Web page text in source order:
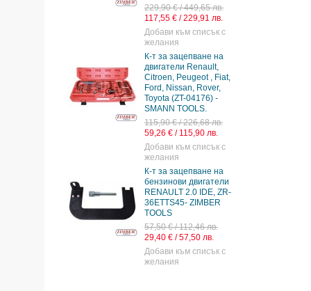
98,60 € / 192,84 лв.
50,41 € / 98,59 лв.
Добави към списък с
желания
К-т за зацепване на
двигатели Renault, Dacia,
1.4, 1.6, 1.8, 2.0 16V - ZR-
36ETTS10- ZIMBER
TOOLS
89,90 € / 175,83 лв.
45,97 € / 89,91 лв.
Добави към списък с
желания
K-т за зацепване на
двигатели RENUALT,
Dacia - 1.4, 1.6, 1.8, 2.0
16V, ZR-36ETTS55 -
ZIMBER TOOLS.
119,80 € / 234,31 лв.
61,25 € / 119,79 лв.
Добави към списък с
желания